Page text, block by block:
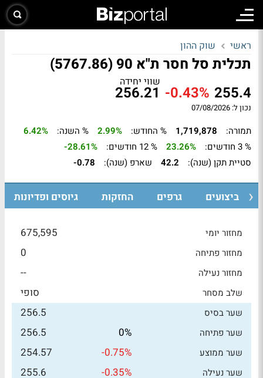
ראשי שוק ההון
תכלית סל חסר ת"א 90 (5767.86)
255.4
-0.43%
שווי יחידה
256.21
נכון ל: 07/08/2026
תמורה: 1,719,878 % החודש: 2.99% % השנה:
6.42%
% 3 חודשים:
23.26% % 12 חודשים:
-28.61%
סטיית תקן (שנה):
42.2 שארפ (שנה): -0.78
ביצועים גרפים החזקות גיוסים ופדיונות
מחזור יומי 675,595
מחזור פתיחה 0
מחזור נעילה --
שלב מסחר סופי
שער בסיס 256.5
שער פתיחה 0%
256.5
שער ממוצע -0.75%
254.57
שער נעילה -0.35%
255.6